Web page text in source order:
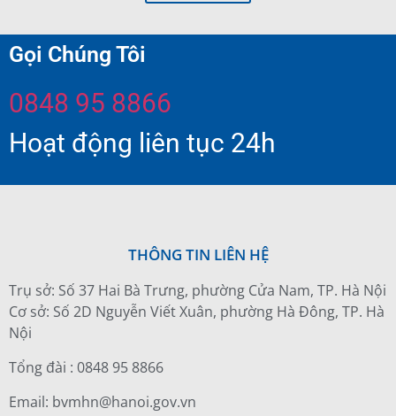
Gọi Chúng Tôi
0848 95 8866
Hoạt động liên tục 24h
THÔNG TIN LIÊN HỆ
Trụ sở: Số 37 Hai Bà Trưng, phường Cửa Nam, TP. Hà Nội
Cơ sở: Số 2D Nguyễn Viết Xuân, phường Hà Đông, TP. Hà
Nội
Tổng đài : 0848 95 8866
Email: bvmhn@hanoi.gov.vn